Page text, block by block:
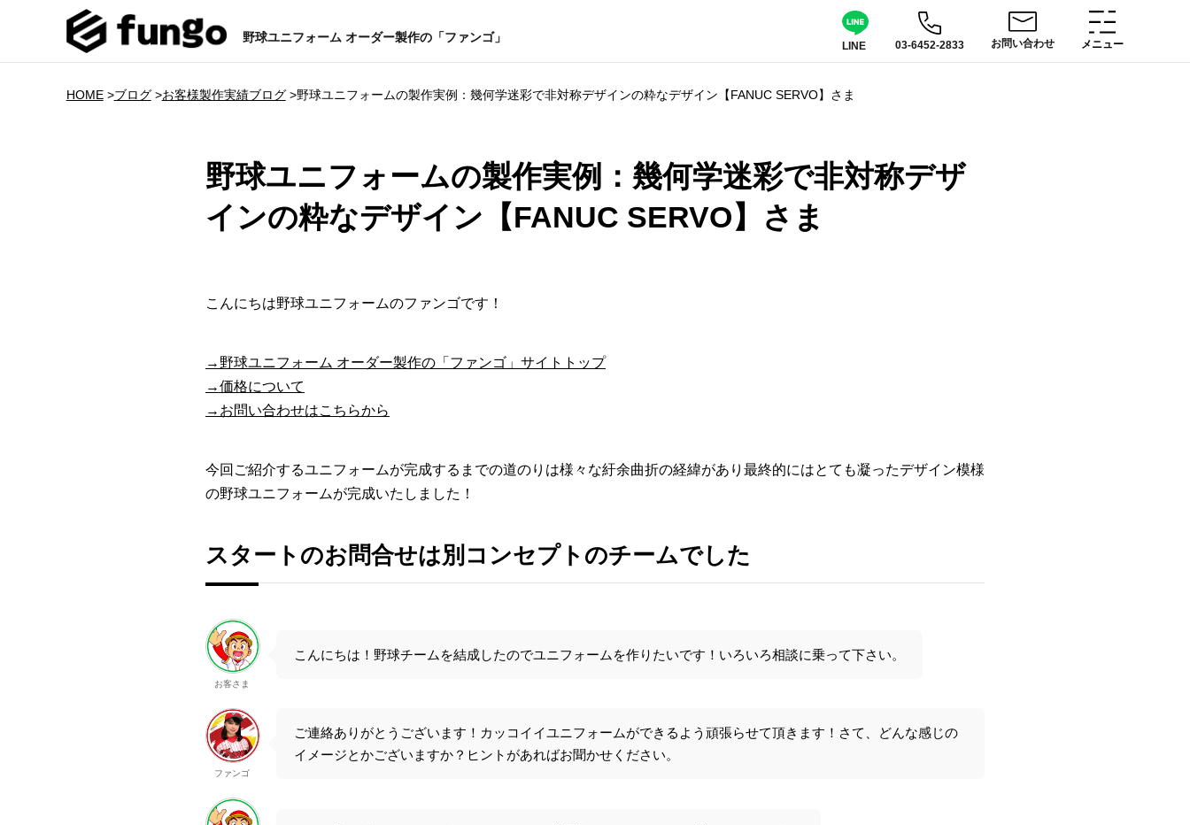
野球ユニフォーム オーダー製作の「ファンゴ」
LINE 03-6452-2833 お問い合わせ メニュー
HOME>ブログ>お客様製作実績ブログ>野球ユニフォームの製作実例：幾何学迷彩で非対称デザインの粋なデザイン【FANUC SERVO】さま
野球ユニフォームの製作実例：幾何学迷彩で非対称デザ
インの粋なデザイン【FANUC SERVO】さま
こんにちは野球ユニフォームのファンゴです！
→野球ユニフォーム オーダー製作の「ファンゴ」サイトトップ
→価格について
→お問い合わせはこちらから
今回ご紹介するユニフォームが完成するまでの道のりは様々な紆余曲折の経緯があり最終的にはとても凝ったデザイン模様
の野球ユニフォームが完成いたしました！
スタートのお問合せは別コンセプトのチームでした
お客さま
こんにちは！野球チームを結成したのでユニフォームを作りたいです！いろいろ相談に乗って下さい。
ファンゴ
ご連絡ありがとうございます！カッコイイユニフォームができるよう頑張らせて頂きます！さて、どんな感じの
イメージとかございますか？ヒントがあればお聞かせください。